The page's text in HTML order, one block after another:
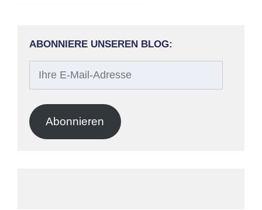
ABONNIERE UNSEREN BLOG:
Adresse
Abonnieren